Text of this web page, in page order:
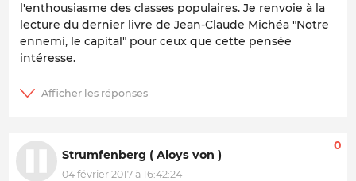
l'enthousiasme des classes populaires. Je renvoie à la
lecture du dernier livre de Jean-Claude Michéa "Notre
ennemi, le capital" pour ceux que cette pensée
intéresse.
Strumfenberg ( Aloys von )
04 février 2017 à 16:42:24
0